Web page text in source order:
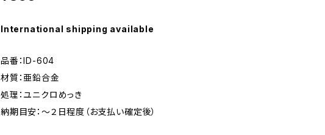
International shipping available
品番：ID-604
材質：亜鉛合金
処理：ユニクロめっき
納期目安：～２日程度（お支払い確定後）